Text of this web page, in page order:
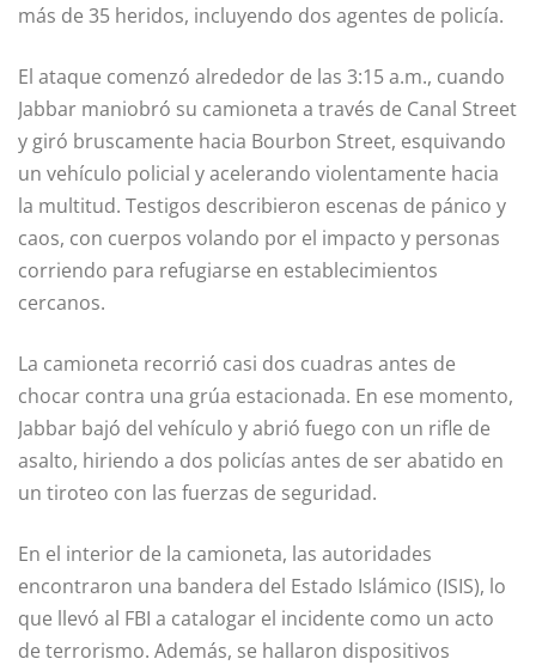
más de 35 heridos, incluyendo dos agentes de policía.
El ataque comenzó alrededor de las 3:15 a.m., cuando
Jabbar maniobró su camioneta a través de Canal Street
y giró bruscamente hacia Bourbon Street, esquivando
un vehículo policial y acelerando violentamente hacia
la multitud. Testigos describieron escenas de pánico y
caos, con cuerpos volando por el impacto y personas
corriendo para refugiarse en establecimientos
cercanos.
La camioneta recorrió casi dos cuadras antes de
chocar contra una grúa estacionada. En ese momento,
Jabbar bajó del vehículo y abrió fuego con un rifle de
asalto, hiriendo a dos policías antes de ser abatido en
un tiroteo con las fuerzas de seguridad.
En el interior de la camioneta, las autoridades
encontraron una bandera del Estado Islámico (ISIS), lo
que llevó al FBI a catalogar el incidente como un acto
de terrorismo. Además, se hallaron dispositivos